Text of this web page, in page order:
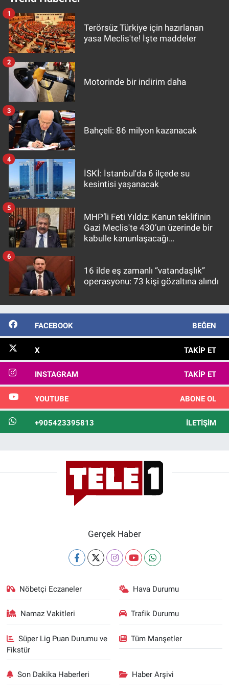
Terörsüz Türkiye için hazırlanan
yasa Meclis'te! İşte maddeler
1
Motorinde bir indirim daha
2
Bahçeli: 86 milyon kazanacak
3
İSKİ: İstanbul'da 6 ilçede su
kesintisi yaşanacak
4
MHP’li Feti Yıldız: Kanun teklifinin
Gazi Meclis'te 430’un üzerinde bir
kabulle kanunlaşacağı
5
16 ilde eş zamanlı “vatandaşlık”
operasyonu: 73 kişi gözaltına alındı
6
FACEBOOK BEĞEN
X TAKIP ET
INSTAGRAM TAKIP ET
YOUTUBE ABONE OL
+905423395813 İLETIŞIM
Gerçek Haber
Nöbetçi Eczaneler Hava Durumu
Namaz Vakitleri Trafik Durumu
Süper Lig Puan Durumu ve
Fikstür
Tüm Manşetler
Son Dakika Haberleri Haber Arşivi